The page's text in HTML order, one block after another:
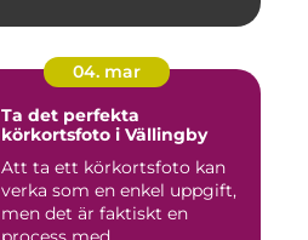
04. mar
Ta det perfekta
körkortsfoto i Vällingby
Att ta ett körkortsfoto kan
verka som en enkel uppgift,
men det är faktiskt en